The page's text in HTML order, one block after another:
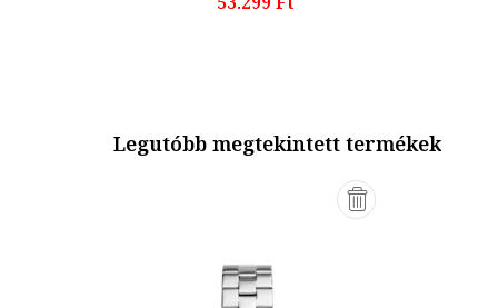
Legutóbb megtekintett termékek